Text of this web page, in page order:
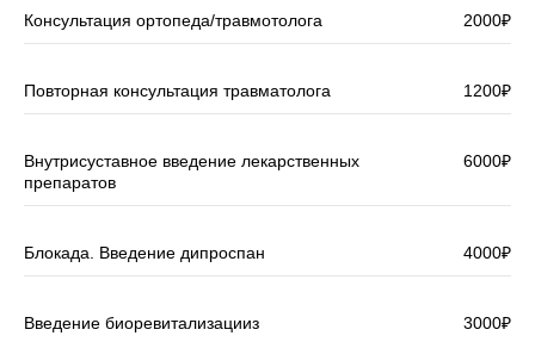
Консультация ортопеда/травмотолога 2000₽
Повторная консультация травматолога 1200₽
Внутрисуставное введение лекарственных
препаратов
6000₽
Блокада. Введение дипроспан 4000₽
Введение биоревитализацииз 3000₽